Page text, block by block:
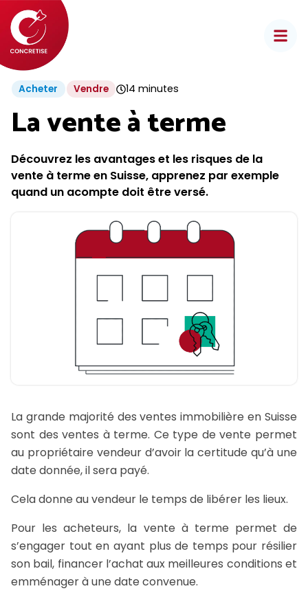
Aller
au
contenu
Acheter Vendre 14 minutes
La vente à terme
Découvrez les avantages et les risques de la
vente à terme en Suisse, apprenez par exemple
quand un acompte doit être versé.
La grande majorité des ventes immobilière en Suisse
sont des ventes à terme. Ce type de vente permet
au propriétaire vendeur d’avoir la certitude qu’à une
date donnée, il sera payé.
Cela donne au vendeur le temps de libérer les lieux.
Pour les acheteurs, la vente à terme permet de
s’engager tout en ayant plus de temps pour résilier
son bail, financer l’achat aux meilleures conditions et
emménager à une date convenue.